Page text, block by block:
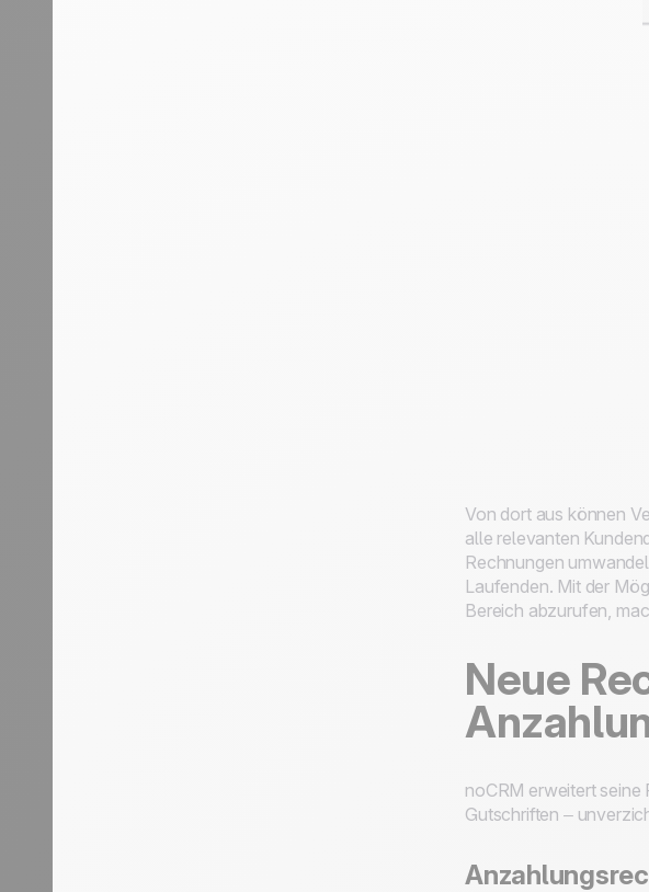
Von dort aus können
alle relevanten
Rechnungen
Laufenden. Mit der
Bereich abzurufen,
Neue
noCRM erweitert seine
Gutschriften –